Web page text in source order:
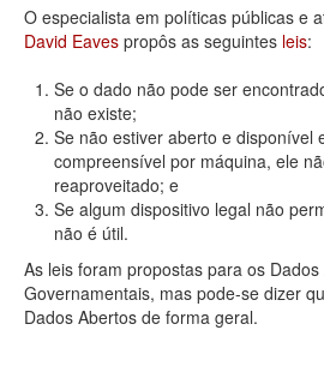
O especialista em políticas públicas e
David Eaves propôs as seguintes leis:
Se o dado não pode ser
não existe;
Se não estiver aberto e disponível
compreensível por máquina, ele
reaproveitado; e
Se algum dispositivo legal não
não é útil.
As leis foram propostas para os
Governamentais, mas pode-se dizer
Dados Abertos de forma geral.